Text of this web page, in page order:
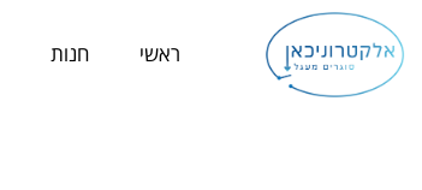
לתוכן
ראשי חנות